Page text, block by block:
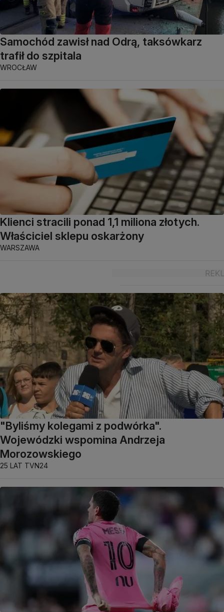
Samochód zawisł nad Odrą, taksówkarz
trafił do szpitala
WROCŁAW
Klienci stracili ponad 1,1 miliona złotych.
Właściciel sklepu oskarżony
WARSZAWA
"Byliśmy kolegami z podwórka".
Wojewódzki wspomina Andrzeja
Morozowskiego
25 LAT TVN24